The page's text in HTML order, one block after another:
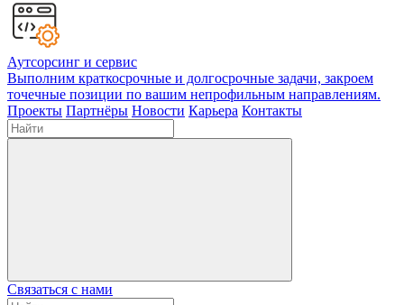
Аутсорсинг и сервис
Выполним краткосрочные и долгосрочные задачи, закроем
точечные позиции по вашим непрофильным направлениям.
Проекты Партнёры Новости Карьера Контакты
Связаться с нами